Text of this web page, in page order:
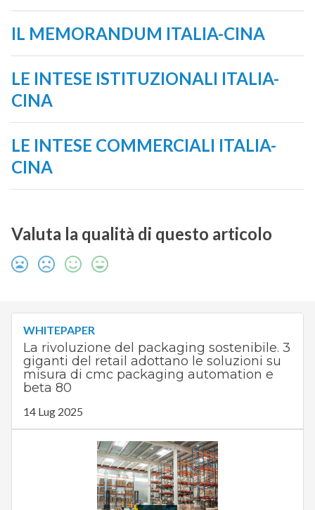
IL MEMORANDUM ITALIA-CINA
LE INTESE ISTITUZIONALI ITALIA-
CINA
LE INTESE COMMERCIALI ITALIA-
CINA
Valuta la qualità di questo articolo
WHITEPAPER
La rivoluzione del packaging sostenibile. 3
giganti del retail adottano le soluzioni su
misura di cmc packaging automation e
beta 80
14 Lug 2025